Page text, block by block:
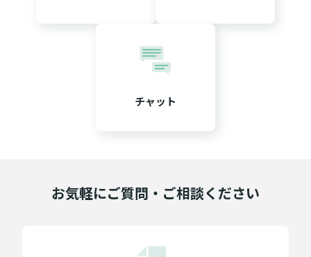
チャット
お気軽にご質問・ご相談ください